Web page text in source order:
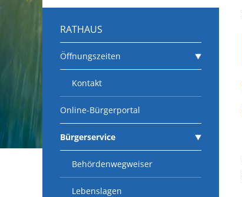
RATHAUS
Öffnungszeiten
Kontakt
Online-Bürgerportal
Bürgerservice
Behördenwegweiser
Lebenslagen